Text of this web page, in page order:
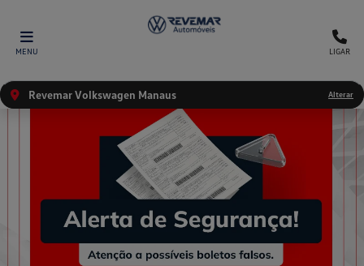
MENU LIGAR
Revemar Volkswagen Manaus Alterar